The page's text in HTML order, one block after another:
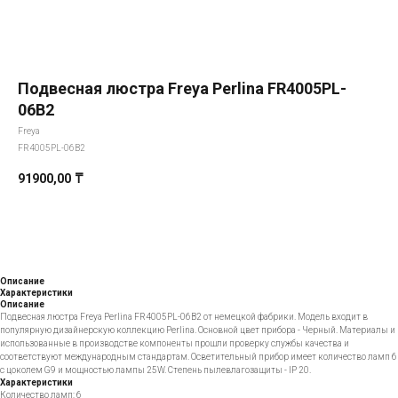
Подвесная люстра Freya Perlina FR4005PL-
06B2
Freya
FR4005PL-06B2
91900,00 ₸
Описание
Характеристики
Описание
Подвесная люстра Freya Perlina FR4005PL-06B2 от немецкой фабрики. Модель входит в
популярную дизайнерскую коллекцию Perlina. Основной цвет прибора - Черный. Материалы и
использованные в производстве компоненты прошли проверку службы качества и
соответствуют международным стандартам. Осветительный прибор имеет количество ламп 6
с цоколем G9 и мощностью лампы 25W. Степень пылевлагозащиты - IP 20.
Характеристики
Количество ламп: 6